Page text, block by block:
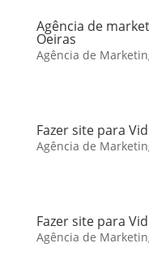
Agência de
Oeiras
Agência de
Fazer site para
Agência de
Fazer site para
Agência de